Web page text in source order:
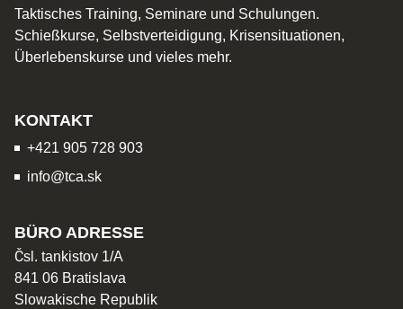
Taktisches Training, Seminare und Schulungen.
Schießkurse, Selbstverteidigung, Krisensituationen,
Überlebenskurse und vieles mehr.
KONTAKT
+421 905 728 903
info@tca.sk
BÜRO ADRESSE
Čsl. tankistov 1/A
841 06 Bratislava
Slowakische Republik